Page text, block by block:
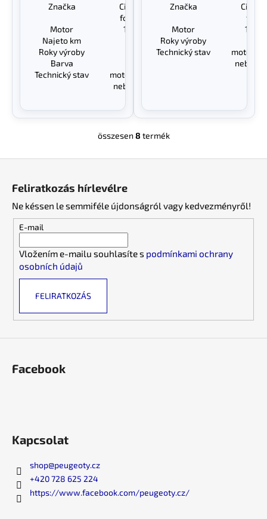
Značka
Citroen C4 Picasso
foceno 18.07.2022
Motor
1.6 HDI 9HZ 16V
Najeto km
237.872
Roky výroby
2006-2013
Barva
Technický stav
motor + převodovka OK
nebourané - pojízdné
Značka
Motor
1.6
Roky výroby
Technický stav
motor +
L
i
r
y
e
l
összesen 8 termék
Feliratkozás hírlevélre
Ne késsen le semmiféle újdonságról vagy kedvezményről!
E-mail
Vložením e-mailu souhlasíte s podmínkami ochrany
osobních údajů
FELIRATKOZÁS
Facebook
Kapcsolat
shop@peugeoty.cz
+420 728 625 224
https://www.facebook.com/peugeoty.cz/